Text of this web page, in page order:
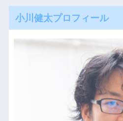
小川健太プロフィール